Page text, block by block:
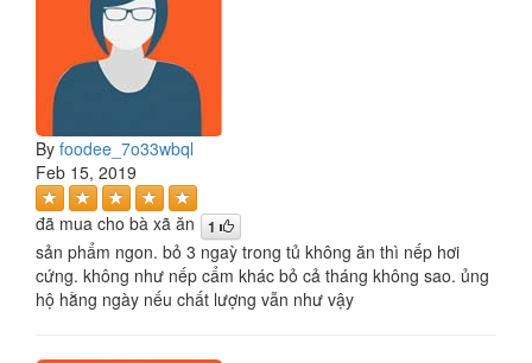
By foodee_7o33wbql
Feb 15, 2019
đã mua cho bà xã ăn 1
sản phẩm ngon. bỏ 3 ngaỳ trong tủ không ăn thì nếp hơi
cứng. không như nếp cẩm khác bỏ cả tháng không sao. ủng
hộ hằng ngày nếu chất lượng vẫn như vậy